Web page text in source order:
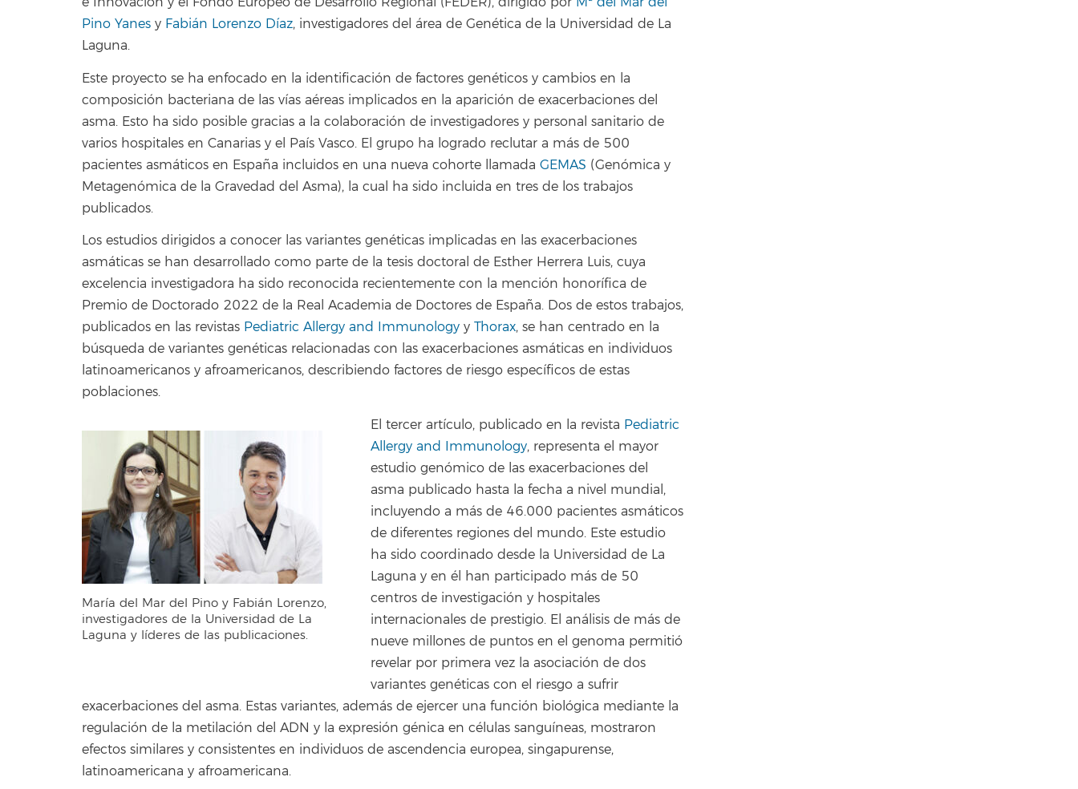
Pino Yanes y Fabián Lorenzo Díaz, investigadores del área de Genética de la Universidad de La
Laguna.
Este proyecto se ha enfocado en la identificación de factores genéticos y cambios en la
composición bacteriana de las vías aéreas implicados en la aparición de exacerbaciones del
asma. Esto ha sido posible gracias a la colaboración de investigadores y personal sanitario de
varios hospitales en Canarias y el País Vasco. El grupo ha logrado reclutar a más de 500
pacientes asmáticos en España incluidos en una nueva cohorte llamada GEMAS (Genómica y
Metagenómica de la Gravedad del Asma), la cual ha sido incluida en tres de los trabajos
publicados.
Los estudios dirigidos a conocer las variantes genéticas implicadas en las exacerbaciones
asmáticas se han desarrollado como parte de la tesis doctoral de Esther Herrera Luis, cuya
excelencia investigadora ha sido reconocida recientemente con la mención honorífica de
Premio de Doctorado 2022 de la Real Academia de Doctores de España. Dos de estos trabajos,
publicados en las revistas Pediatric Allergy and Immunology y Thorax, se han centrado en la
búsqueda de variantes genéticas relacionadas con las exacerbaciones asmáticas en individuos
latinoamericanos y afroamericanos, describiendo factores de riesgo específicos de estas
poblaciones.
María del Mar del Pino y Fabián Lorenzo,
investigadores de la Universidad de La
Laguna y líderes de las publicaciones.
El tercer artículo, publicado en la revista Pediatric
Allergy and Immunology, representa el mayor
estudio genómico de las exacerbaciones del
asma publicado hasta la fecha a nivel mundial,
incluyendo a más de 46.000 pacientes asmáticos
de diferentes regiones del mundo. Este estudio
ha sido coordinado desde la Universidad de La
Laguna y en él han participado más de 50
centros de investigación y hospitales
internacionales de prestigio. El análisis de más de
nueve millones de puntos en el genoma permitió
revelar por primera vez la asociación de dos
variantes genéticas con el riesgo a sufrir
exacerbaciones del asma. Estas variantes, además de ejercer una función biológica mediante la
regulación de la metilación del ADN y la expresión génica en células sanguíneas, mostraron
efectos similares y consistentes en individuos de ascendencia europea, singapurense,
latinoamericana y afroamericana.